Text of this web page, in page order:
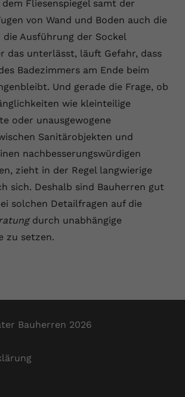
Fliesenspiegel samt der
von Wand und Boden auch die
die Ausführung der Sockel
das unterlässt, läuft Gefahr, dass
Badezimmers am Ende beim
Und gerade die Frage, ob
wie kleinteilige
oder unausgewogene
Sanitärobjekten und
nachbesserungswürdigen
zieht in der Regel langwierige
sich. Deshalb sind Bauherren gut
solchen Detailfragen auf die
durch unabhängige
zu setzen.
Bauherren 2026
yt.innertube::nextId
Youtube.com
Session
Dieser von YouTube gesetzte Cookie
registriert eine eindeutige ID, um
Daten darüber zu speichern, welche
Videos von YouTube der Nutzer
gesehen hat.
yt-remote-connected-devices
Youtube.com
speichern, der eingebettete YouTube-